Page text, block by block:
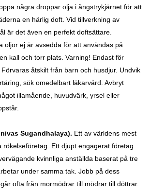
några droppar olja i ångstrykjärnet för att
en härlig doft. Vid tillverkning av
är det även en perfekt doftsättare.
oljor ej är avsedda för att användas på
kall och torr plats. Varning! Endast för
åtskilt från barn och husdjur. Undvik
sök omedelbart läkarvård. Avbryt
illamående, huvudvärk, yrsel eller
Sugandhalaya). Ett av världens mest
rökelseföretag. Ett djupt engagerat företag
kvinnliga anställda baserat på tre
under samma tak. Jobb på dess
ofta från mormödrar till mödrar till döttrar.